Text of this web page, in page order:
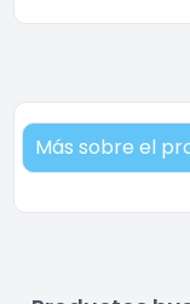
Más sobre el